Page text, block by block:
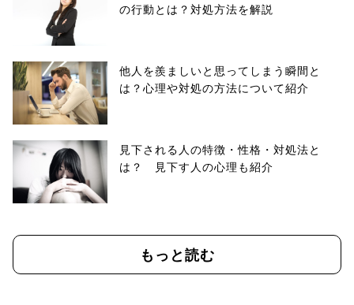
の行動とは？対処方法を解説
他人を羨ましいと思ってしまう瞬間と
は？心理や対処の方法について紹介
見下される人の特徴・性格・対処法と
は？ 見下す人の心理も紹介
もっと読む